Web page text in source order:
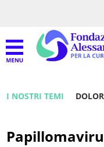
I NOSTRI TEMI